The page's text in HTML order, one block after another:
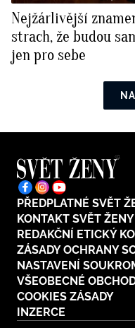
Nejžárlivější
strach, že budou
jen pro sebe
PŘEDPLATNÉ SVĚT
KONTAKT SVĚT ŽENY
REDAKČNÍ ETICKÝ
ZÁSADY OCHRANY
NASTAVENÍ
VŠEOBECNÉ
COOKIES ZÁSADY
INZERCE